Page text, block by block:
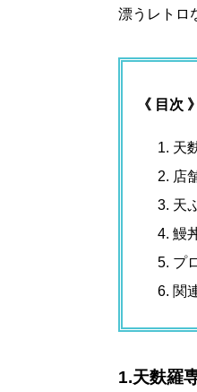
漂うレトロ
《 目次 》
天
店
天
鰻
プ
関
1.天麩羅